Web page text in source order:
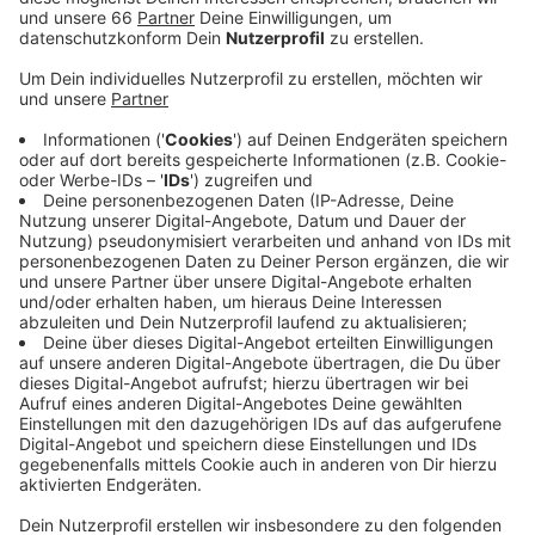
Düsseldorfer Innenstadt gemacht haben.
Insgesamt 16 Teams haben sich an dem
Wettbewerb für den sogenannten "Blaugrünen
Ring" beteiligt.
Veröffentlicht:Mittwoch, 11.12.2019 05:58
Anzeige
Ab heute entscheidet eine Fachjury über den oder die
Sieger. Die Innenstadt soll vor allem für Fußgänger
attraktiver werden. Außerdem können die Museen, der
Rhein und die Natur, zum Beispiel der Hofgarten,
besser miteinander verbunden werden. Zwischen
Ehrenhof, Uferpromenade und Graf Adolf-Platz sollen
neue Plätze entstehen. Viele Teams können sich auch